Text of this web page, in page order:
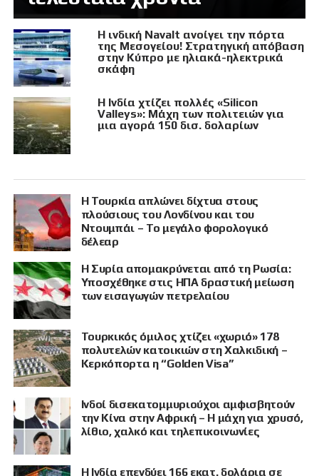
Η ινδική Navalt ανοίγει την πόρτα
της Μεσογείου! Στρατηγική απόβαση
στην Κύπρο με ηλιακά-ηλεκτρικά
σκάφη
Η Ινδία χτίζει πολλές «Silicon
Valleys»: Μάχη των πολιτειών για
μια αγορά 150 δισ. δολαρίων
Η Τουρκία απλώνει δίχτυα στους
πλούσιους του Λονδίνου και του
Ντουμπάι – Το μεγάλο φορολογικό
δέλεαρ
Η Συρία απομακρύνεται από τη Ρωσία:
Υποσχέθηκε στις ΗΠΑ δραστική μείωση
των εισαγωγών πετρελαίου
Τουρκικός όμιλος χτίζει «χωριό» 178
πολυτελών κατοικιών στη Χαλκιδική –
Κερκόπορτα η “Golden Visa”
Ινδοί δισεκατομμυριούχοι αμφισβητούν
την Κίνα στην Αφρική – Η μάχη για χρυσό,
λίθιο, χαλκό και τηλεπικοινωνίες
Η Ινδία επενδύει 166 εκατ. δολάρια σε